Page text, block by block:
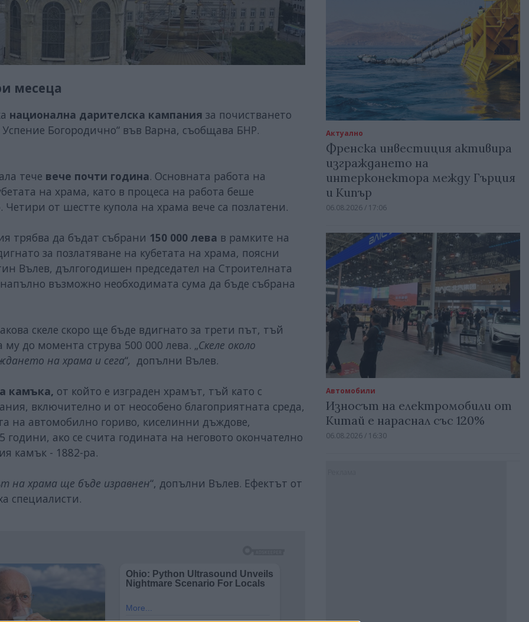
месеца
национална дарителска кампания за почистването
Богородично“ във Варна, съобщава БНР.
тече вече почти година. Основната работа на
на храма, като в процеса на работа беше
от шестте купола на храма вече са позлатени.
трябва да бъдат събрани 150 000 лева в рамките на
за позлатяване на кубетата на храма, поясни
Вълев, дългогодишен председател на Строителната
възможно необходимата сума да бъде събрана
скеле скоро ще бъде вдигнато за трети път, тъй
до момента струва 500 000 лева. „Скеле около
на храма и сега“, допълни Вълев.
камъка, от който е изграден храмът, тъй като с
включително и от неособено благоприятната среда,
на автомобилно гориво, киселинни дъждове,
ако се счита годината на неговото окончателно
камък - 1882-ра.
на храма ще бъде изравнен“, допълни Вълев. Ефектът от
специалисти.
Актуално
Френска инвестиция активира
изграждането на
интерконектора между Гърция
и Кипър
06.08.2026 / 17:06
Автомобили
Износът на електромобили от
Китай е нараснал със 120%
06.08.2026 / 16:30